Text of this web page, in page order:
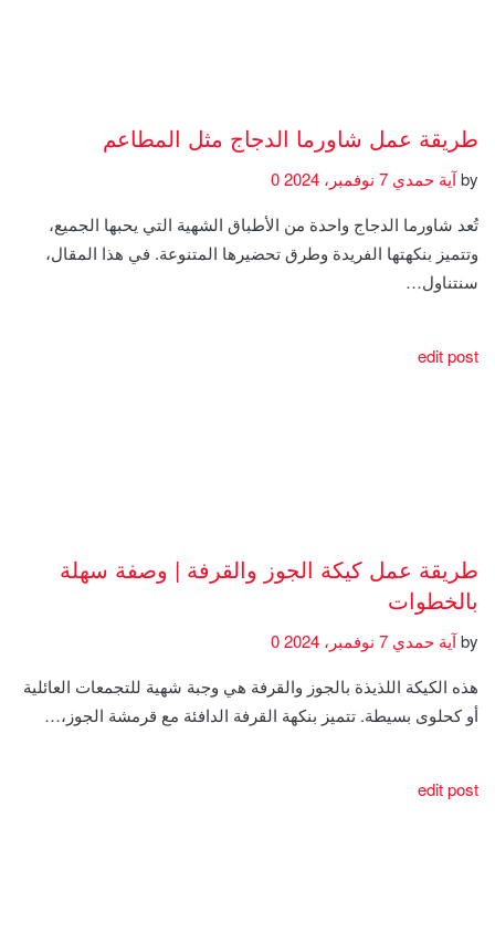
طريقة عمل شاورما الدجاج مثل المطاعم
byآية حمدي
تُعد شاورما الدجاج واحدة من الأطباق الشهية التي يحبها الجميع،
وتتميز بنكهتها الفريدة وطرق تحضيرها المتنوعة. في هذا المقال،
سنتناول…
edit post
طريقة عمل كيكة الجوز والقرفة | وصفة سهلة
بالخطوات
byآية حمدي
هذه الكيكة اللذيذة بالجوز والقرفة هي وجبة شهية للتجمعات العائلية
أو كحلوى بسيطة. تتميز بنكهة القرفة الدافئة مع قرمشة الجوز،…
edit post